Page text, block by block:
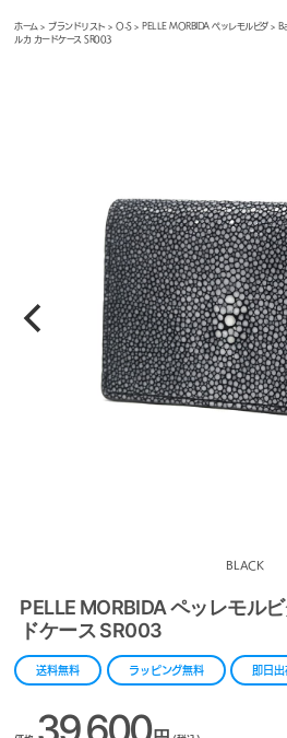
ホーム >ブランドリスト >O-S> PELLE MORBIDA ペッレモルビダ>
ルカ カードケース SR003
BLACK
PELLE MORBIDA ペッレモル
ドケース SR003
送料無料 ラッピング無料 即日出